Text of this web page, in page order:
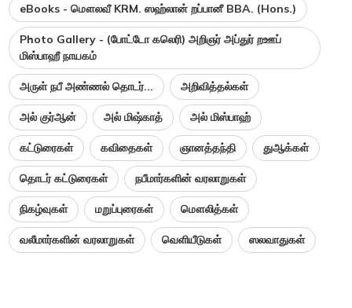
eBooks - மௌலவீ KRM. ஸஹ்லான் றப்பானீ BBA. (Hons.)
Photo Gallery - (போட்டோ கலெரி) அறிஞர் அப்துர் றஊப்
மிஸ்பாஹீ நாயகம்
அருள் நபீ அண்ணல் தொடர்... அறிவித்தல்கள்
அல் குர்ஆன் அல் மிஷ்காத் அல் மிஸ்பாஹ்
கட்டுரைகள் கவிதைகள் ஞானத்தந்தி துஆக்கள்
தொடர் கட்டுரைகள் நபீமார்களின் வரலாறுகள்
நிகழ்வுகள் மறுப்புரைகள் மௌலித்கள்
வலீமார்களின் வரலாறுகள் வெளியீடுகள் ஸலவாதுகள்